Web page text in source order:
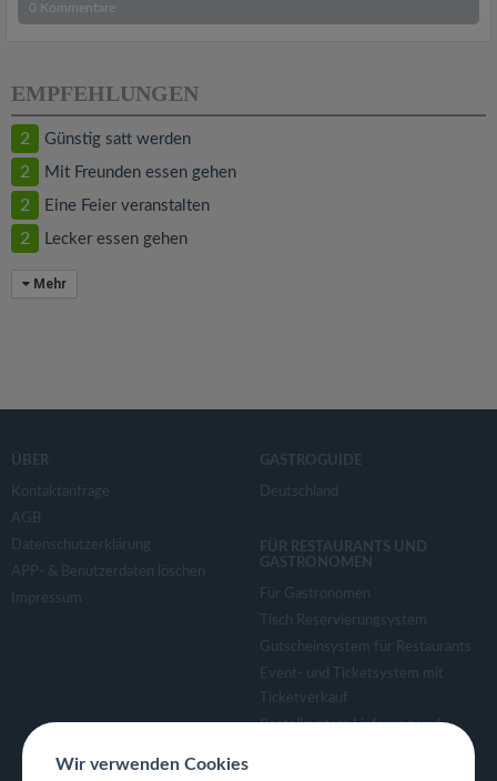
0 Kommentare
EMPFEHLUNGEN
2 Günstig satt werden
2 Mit Freunden essen gehen
2 Eine Feier veranstalten
2 Lecker essen gehen
Mehr
ÜBER
Kontaktanfrage
AGB
Datenschutzerklärung
APP- & Benutzerdaten löschen
Impressum
GASTROGUIDE
Deutschland
FÜR RESTAURANTS UND
GASTRONOMEN
Für Gastronomen
Tisch Reservierungsystem
Gutscheinsystem für Restaurants
Event- und Ticketsystem mit
Ticketverkauf
Bestellsystem Lieferung und
Wir verwenden Cookies